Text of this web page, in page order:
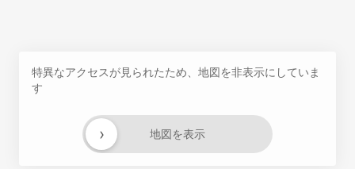
特異なアクセスが見られたため、地図を非表示にしていま
す
地図を表示
›